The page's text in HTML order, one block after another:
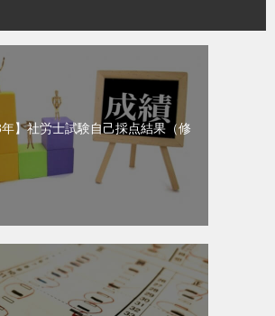
年】社労士試験自己採点結果（修